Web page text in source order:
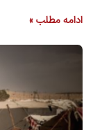
ادامه مطلب »